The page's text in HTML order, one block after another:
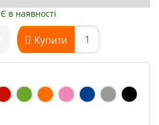
Є в наявності
Купити